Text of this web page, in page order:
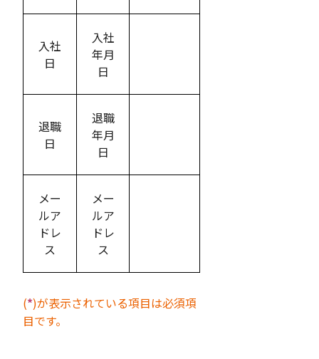
入社
日
入社
年月
日
退職
日
退職
年月
日
メー
ルア
ドレ
ス
メー
ルア
ドレ
ス
(*)が表示されている項目は必須項
目です。